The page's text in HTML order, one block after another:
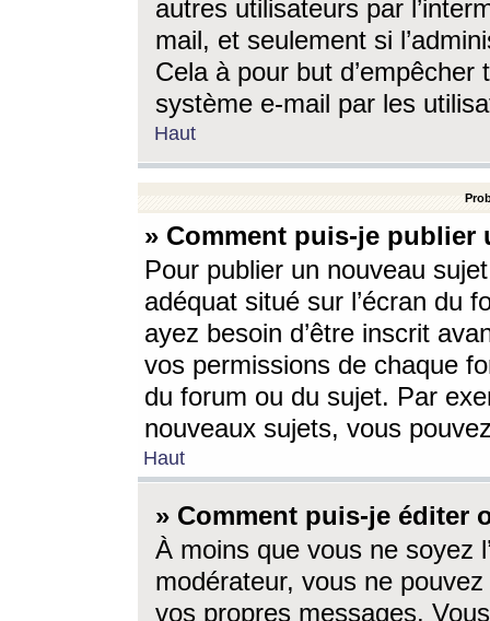
autres utilisateurs par
mail, et seulement si
Cela à pour but
système e-mail par les
Haut
» Comment puis-je
Pour publier un nouveau
adéquat situé sur l’écran du
ayez besoin d’être inscrit
vos permissions de chaque
du forum ou du sujet. Par
nouveaux sujets, vous
Haut
» Comment puis-je éditer
À moins que vous ne soyez
modérateur, vous ne
vos propres messages.